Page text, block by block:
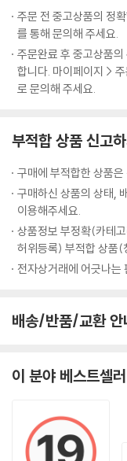
주문 전 중고상품의 정
를 통해 문의해 주세요.
주문완료 후 중고상품
합니다. 마이페이지 >
로 문의해 주세요.
부적합 상품 신고
구매에 부적합한 상품은
구매하신 상품의 상태,
이용해주세요.
상품정보 부정확(카테
허위등록) 부적합 상품(
전자상거래에 어긋나는
배송/반품/교환 안
이 분야 베스트셀러